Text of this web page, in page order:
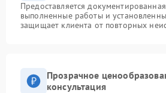
Предоставляется
выполненные работы и
защищает клиента от повторных
Прозрачное
консультация